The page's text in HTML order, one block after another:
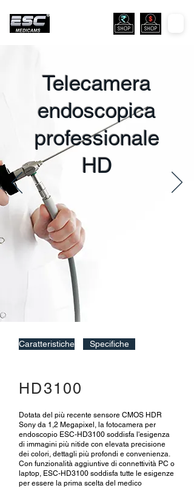
Telecamera
endoscopica
professionale
HD
Caratteristiche Specifiche
HD3100
Dotata del più recente sensore CMOS HDR
Sony da 1,2 Megapixel, la fotocamera per
endoscopio ESC-HD3100 soddisfa l'esigenza
di immagini più nitide con elevata precisione
dei colori, dettagli più profondi e convenienza.
Con funzionalità aggiuntive di connettività PC o
laptop, ESC-HD3100 soddisfa tutte le esigenze
per essere la prima scelta del medico